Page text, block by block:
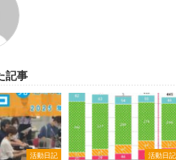
記事
活動日記 活動日記